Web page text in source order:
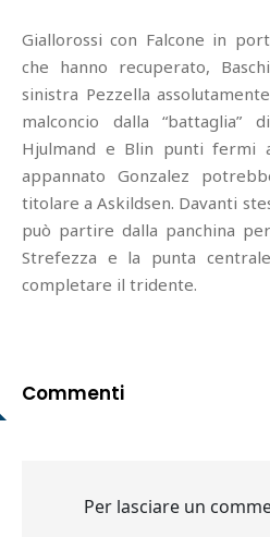
Giallorossi con Falcone in
che hanno recuperato,
sinistra Pezzella
malconcio dalla
Hjulmand e Blin punti fermi
appannato Gonzalez
titolare a Askildsen. Davanti
può partire dalla panchina
Strefezza e la punta
completare il tridente.
Commenti